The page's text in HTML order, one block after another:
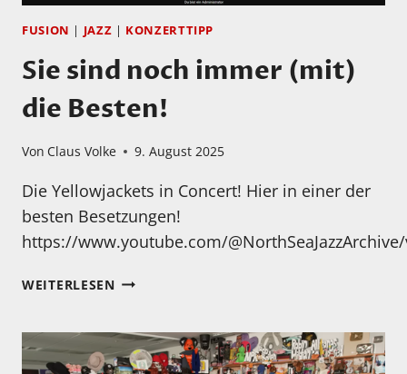
FUSION | JAZZ | KONZERTTIPP
Sie sind noch immer (mit)
die Besten!
Von Claus Volke 9. August 2025
Die Yellowjackets in Concert! Hier in einer der
besten Besetzungen!
https://www.youtube.com/
WEITERLESENSIE
IMMER
(MIT)